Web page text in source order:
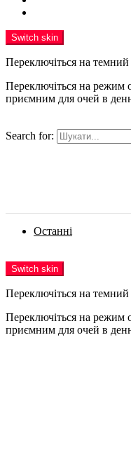
Switch skin
Переключіться на
Переключіться на режим
приємним для очей в
Search for:
Останні
Switch skin
Переключіться на
Переключіться на режим
приємним для очей в